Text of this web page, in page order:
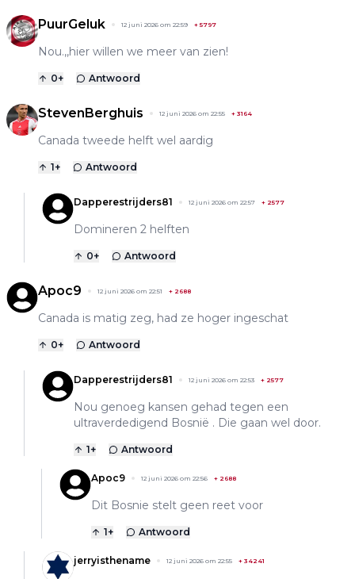
PuurGeluk 12 juni 2026 om 22:59 + 5797
Nou.,,hier willen we meer van zien!
0+ Antwoord
StevenBerghuis 12 juni 2026 om 22:55 + 3164
Canada tweede helft wel aardig
1+ Antwoord
Dapperestrijders81 12 juni 2026 om 22:57 + 2577
Domineren 2 helften
0+ Antwoord
Apoc9 12 juni 2026 om 22:51 + 2688
Canada is matig zeg, had ze hoger ingeschat
0+ Antwoord
Dapperestrijders81 12 juni 2026 om 22:53 + 2577
Nou genoeg kansen gehad tegen een
ultraverdedigend Bosnië . Die gaan wel door.
1+ Antwoord
Apoc9 12 juni 2026 om 22:56 + 2688
Dit Bosnie stelt geen reet voor
1+ Antwoord
jerryisthename 12 juni 2026 om 22:55 + 34241